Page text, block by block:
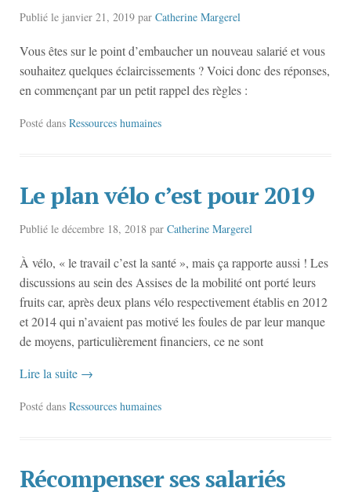
Publié le janvier 21, 2019 par Catherine Margerel
Vous êtes sur le point d’embaucher un nouveau salarié et vous
souhaitez quelques éclaircissements ? Voici donc des réponses,
en commençant par un petit rappel des règles :
Posté dans Ressources humaines
Le plan vélo c’est pour 2019
Publié le décembre 18, 2018 par Catherine Margerel
À vélo, « le travail c’est la santé », mais ça rapporte aussi ! Les
discussions au sein des Assises de la mobilité ont porté leurs
fruits car, après deux plans vélo respectivement établis en 2012
et 2014 qui n’avaient pas motivé les foules de par leur manque
de moyens, particulièrement financiers, ce ne sont
Lire la suite →
Posté dans Ressources humaines
Récompenser ses salariés